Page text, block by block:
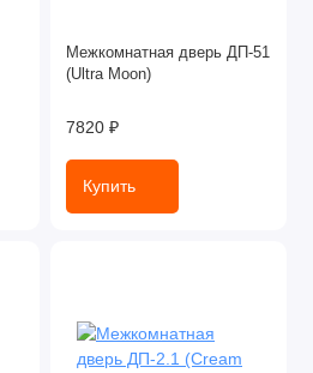
Межкомнатная дверь ДП-51
(Ultra Moon)
7820 ₽
Купить